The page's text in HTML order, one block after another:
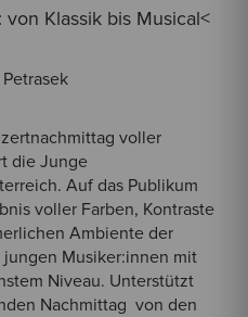
Klassik bis Musical<
voller
die Junge
Auf das Publikum
voller Farben, Kontraste
Ambiente der
jungen Musiker:innen mit
Niveau. Unterstützt
Nachmittag von den